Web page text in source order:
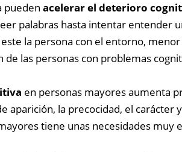
pueden acelerar el deterioro
palabras hasta intentar entender
la persona con el entorno,
de las personas con problemas
en personas mayores aumenta
aparición, la precocidad, el
tiene unas necesidades